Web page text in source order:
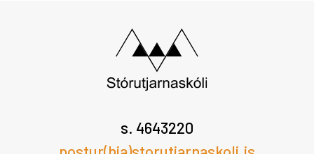
s. 4643220